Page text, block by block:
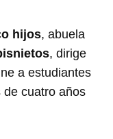
hijos, abuela
, dirige
a estudiantes
de cuatro años